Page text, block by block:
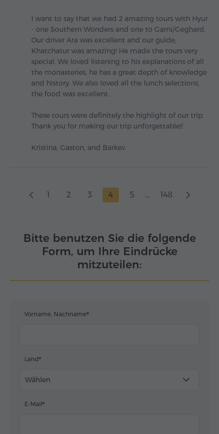
I want to say that we had 2 amazing tours with Hyur
- one Southern Wonders and one to Garni/Geghard.
Our driver Ara was excellent and our guide,
Khatchatur was amazing! He made the tours very
special. We loved listening to his explanations of all
the monasteries, he has a great depth of knowledge
and history. We also loved all the lunch selections,
the food was excellent.
These tours were definitely the highlight of our trip.
Thank you for making our trip unforgettable!!
Kristina, Gaston, and Barkev.
1 2 3 4 5 ... 148
Bitte benutzen Sie die folgende
Form, um Ihre Eindrücke
mitzuteilen:
Vorname, Nachname
Land
Wählen
E-Mail